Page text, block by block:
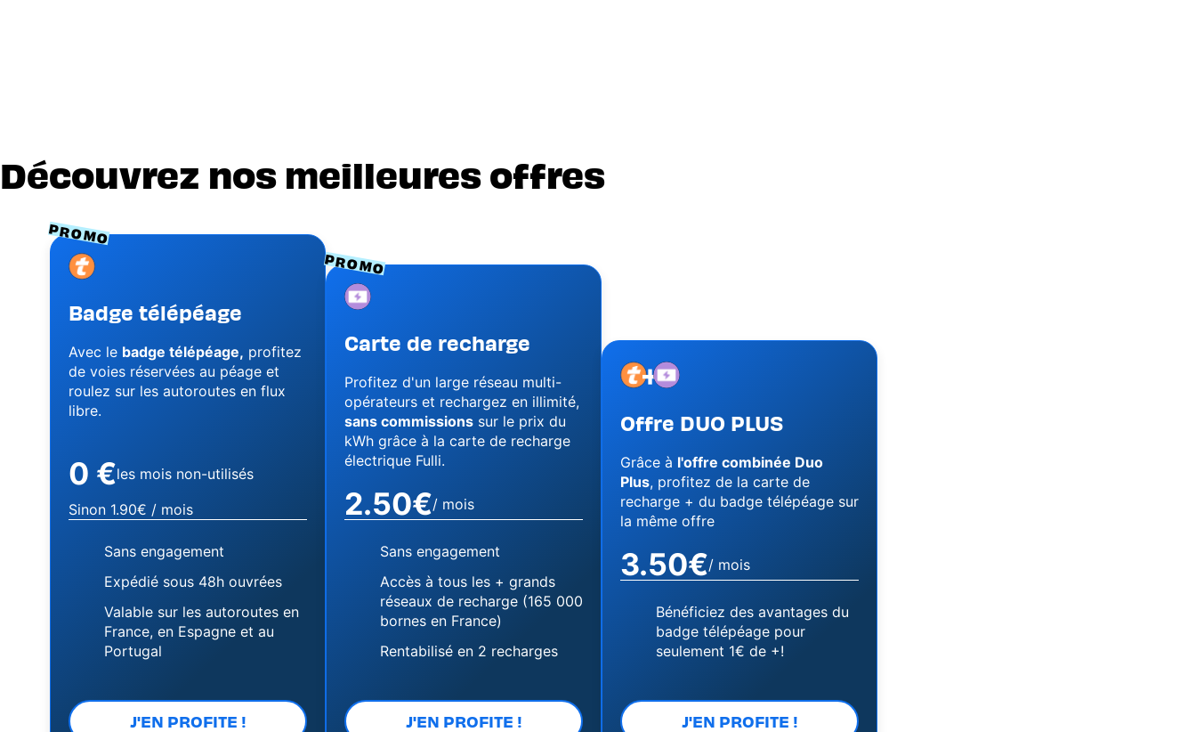
Découvrez nos meilleures offres
PROMO
Image
Badge télépéage
Avec le badge télépéage, profitez
de voies réservées au péage et
roulez sur les autoroutes en flux
libre.
0 €les mois non-utilisés
Sinon 1.90€ / mois
Sans engagement
Expédié sous 48h ouvrées
Valable sur les autoroutes en
France, en Espagne et au
Portugal
J'EN PROFITE !
PROMO
Image
Carte de recharge
Profitez d'un large réseau multi-
opérateurs et rechargez en illimité,
sans commissions sur le prix du
kWh grâce à la carte de recharge
électrique Fulli.
2.50€/ mois
Sans engagement
Accès à tous les + grands
réseaux de recharge (165 000
bornes en France)
Rentabilisé en 2 recharges
J'EN PROFITE !
Image
+Image
Offre DUO PLUS
Grâce à l'offre combinée Duo
Plus, profitez de la carte de
recharge + du badge télépéage sur
la même offre
3.50€/ mois
Bénéficiez des avantages du
badge télépéage pour
seulement 1€ de +!
J'EN PROFITE !